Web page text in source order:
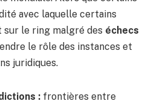
avec laquelle certains
le ring malgré des échecs
le rôle des instances et
juridiques.
: frontières entre